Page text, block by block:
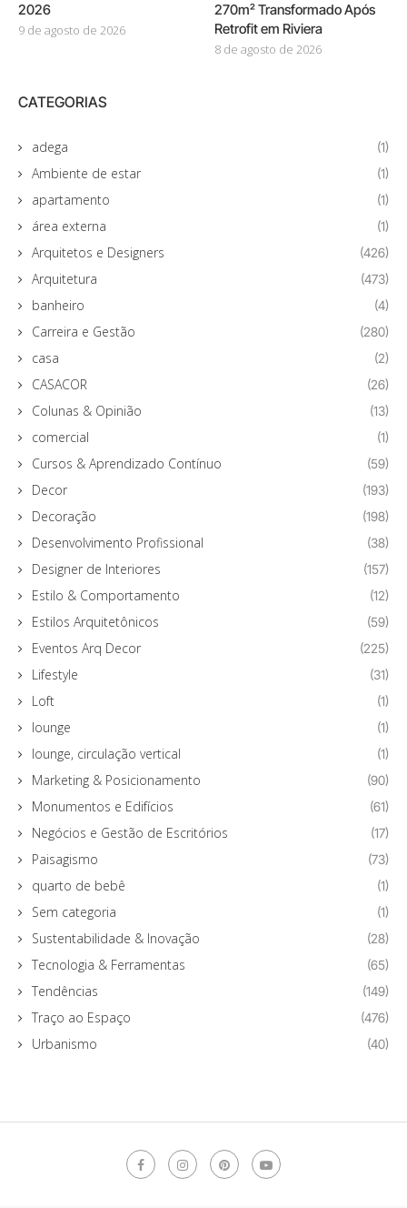
2026
9 de agosto de 2026
270m² Transformado Após
Retrofit em Riviera
8 de agosto de 2026
CATEGORIAS
adega (1)
Ambiente de estar (1)
apartamento (1)
área externa (1)
Arquitetos e Designers (426)
Arquitetura (473)
banheiro (4)
Carreira e Gestão (280)
casa (2)
CASACOR (26)
Colunas & Opinião (13)
comercial (1)
Cursos & Aprendizado Contínuo (59)
Decor (193)
Decoração (198)
Desenvolvimento Profissional (38)
Designer de Interiores (157)
Estilo & Comportamento (12)
Estilos Arquitetônicos (59)
Eventos Arq Decor (225)
Lifestyle (31)
Loft (1)
lounge (1)
lounge, circulação vertical (1)
Marketing & Posicionamento (90)
Monumentos e Edifícios (61)
Negócios e Gestão de Escritórios (17)
Paisagismo (73)
quarto de bebê (1)
Sem categoria (1)
Sustentabilidade & Inovação (28)
Tecnologia & Ferramentas (65)
Tendências (149)
Traço ao Espaço (476)
Urbanismo (40)